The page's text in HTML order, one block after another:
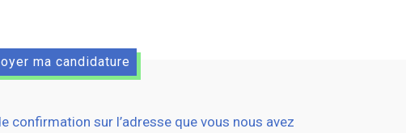
confirmation sur l’adresse que vous nous avez